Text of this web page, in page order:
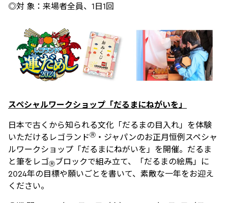
◎対 象：来場者全員、1日1回
スペシャルワークショップ「だるまにねがいを」
日本で古くから知られる文化「だるまの目入れ」を体験
いただけるレゴランドⓇ ・ジャパンのお正月恒例スペシャ
ルワークショップ「だるまにねがいを」を開催。だるま
と筆をレゴⓇブロックで組み立て、「だるまの絵馬」に
2024年の目標や願いごとを書いて、素敵な一年をお迎え
ください。